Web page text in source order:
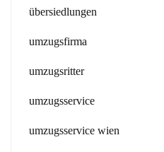
übersiedlungen
umzugsfirma
umzugsritter
umzugsservice
umzugsservice wien